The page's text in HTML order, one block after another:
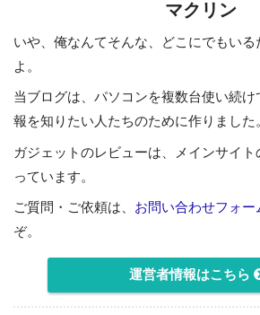
マクリン
いや、俺なんてそんな、どこにでもいる
よ。
当ブログは、パソコンを複数台使い続
報を知りたい人たちのために作りました
ガジェットのレビューは、メインサイト
っています。
ご質問・ご依頼は、 お問い合わせフォー
ぞ。
運営者情報はこちら